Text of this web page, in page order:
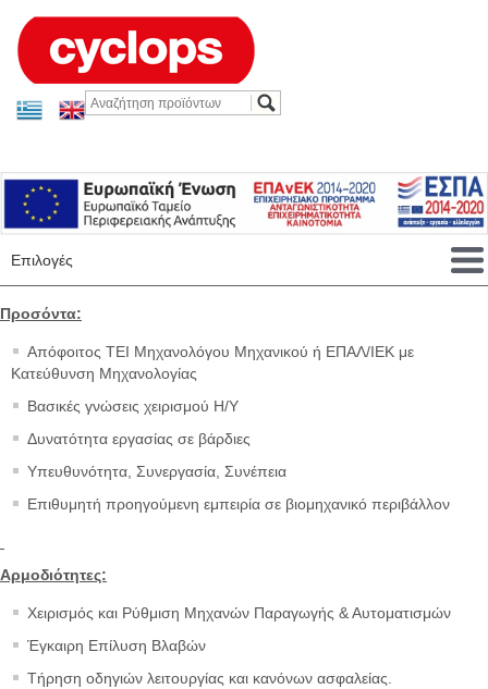
Επιλογές
Προσόντα:
Απόφοιτος ΤΕΙ Μηχανολόγου Μηχανικού ή ΕΠΑΛ/ΙΕΚ με
Κατεύθυνση Μηχανολογίας
Βασικές γνώσεις χειρισμού Η/Υ
Δυνατότητα εργασίας σε βάρδιες
Υπευθυνότητα, Συνεργασία, Συνέπεια
Επιθυμητή προηγούμενη εμπειρία σε βιομηχανικό περιβάλλον
Αρμοδιότητες:
Χειρισμός και Ρύθμιση Μηχανών Παραγωγής & Αυτοματισμών
Έγκαιρη Επίλυση Βλαβών
Τήρηση οδηγιών λειτουργίας και κανόνων ασφαλείας.